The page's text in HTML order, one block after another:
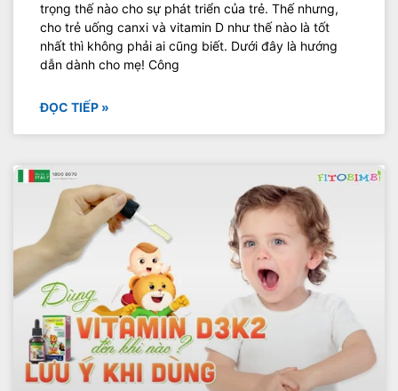
trọng thế nào cho sự phát triển của trẻ. Thế nhưng,
cho trẻ uống canxi và vitamin D như thế nào là tốt
nhất thì không phải ai cũng biết. Dưới đây là hướng
dẫn dành cho mẹ! Công
ĐỌC TIẾP »